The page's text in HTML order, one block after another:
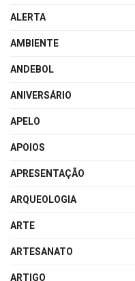
ALERTA
AMBIENTE
ANDEBOL
ANIVERSÁRIO
APELO
APOIOS
APRESENTAÇÃO
ARQUEOLOGIA
ARTE
ARTESANATO